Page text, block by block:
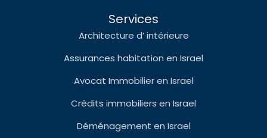
Services
Architecture d’ intérieure
Assurances habitation en Israel
Avocat Immobilier en Israel
Crédits immobiliers en Israel
Déménagement en Israel